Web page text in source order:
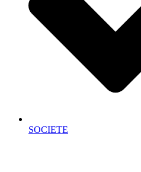
SOCIETE